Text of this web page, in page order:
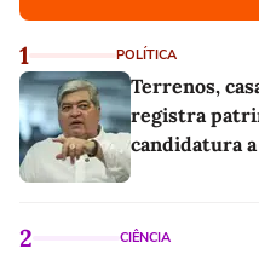
1 POLÍTICA
Terrenos,
registra
candidatura
2 CIÊNCIA